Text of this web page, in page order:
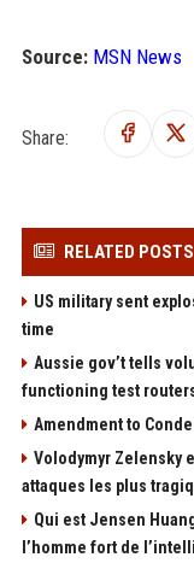
Source: MSN News
Share:
RELATED POSTS
US military sent
time
Aussie gov’t tells
functioning test
Amendment to
Volodymyr Zelensky
attaques les plus
Qui est Jensen
l’homme fort de